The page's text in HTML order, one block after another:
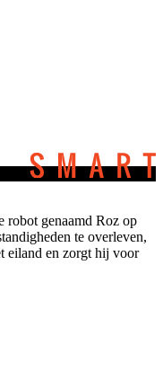
robot genaamd Roz op
te overleven,
eiland en zorgt hij voor